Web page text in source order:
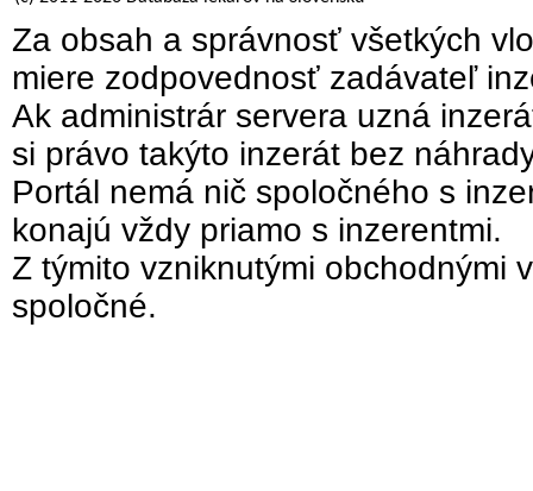
Za obsah a správnosť všetkých
miere zodpovednosť zadávateľ
Ak administrár servera uzná
si právo takýto inzerát bez
Portál nemá nič spoločného s
konajú vždy priamo s inzerentmi.
Z týmito vzniknutými obchodnými
spoločné.